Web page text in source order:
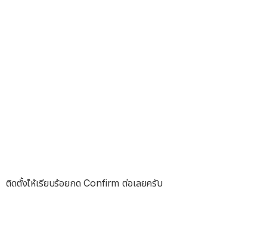
ติดตั้งใ้ห้เรียบร้อยกด Confirm ต่อเลยครับ